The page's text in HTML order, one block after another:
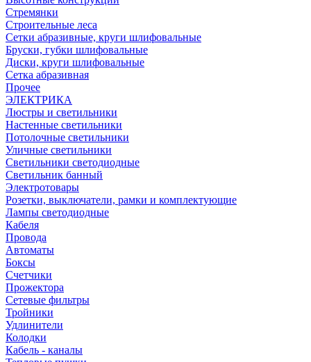
Стремянки
Строительные леса
Сетки абразивные, круги шлифовальные
Бруски, губки шлифовальные
Диски, круги шлифовальные
Сетка абразивная
Прочее
ЭЛЕКТРИКА
Люстры и светильники
Настенные светильники
Потолочные светильники
Уличные светильники
Светильники светодиодные
Светильник банный
Электротовары
Розетки, выключатели, рамки и комплектующие
Лампы светодиодные
Кабеля
Провода
Автоматы
Боксы
Счетчики
Прожектора
Сетевые фильтры
Тройники
Удлинители
Колодки
Кабель - каналы